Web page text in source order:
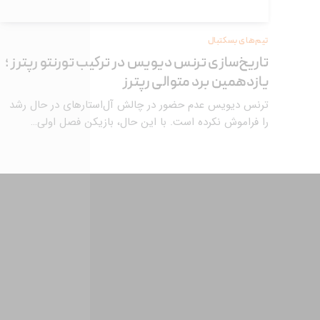
تیم‌های بسکتبال
تاریخ‌سازی ترنس دیویس در ترکیب تورنتو رپترز ؛
یازدهمین برد متوالی رپترز
ترنس دیویس عدم حضور در چالش آل‌استارهای در حال رشد
را فراموش نکرده است. با این حال، بازیکن فصل اولی…